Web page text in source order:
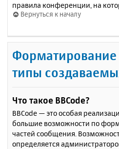
правила конференции, на
Вернуться к началу
типы
Что такое BBCode?
BBCode — это особая
большие возможности по
частей сообщения.
определяется